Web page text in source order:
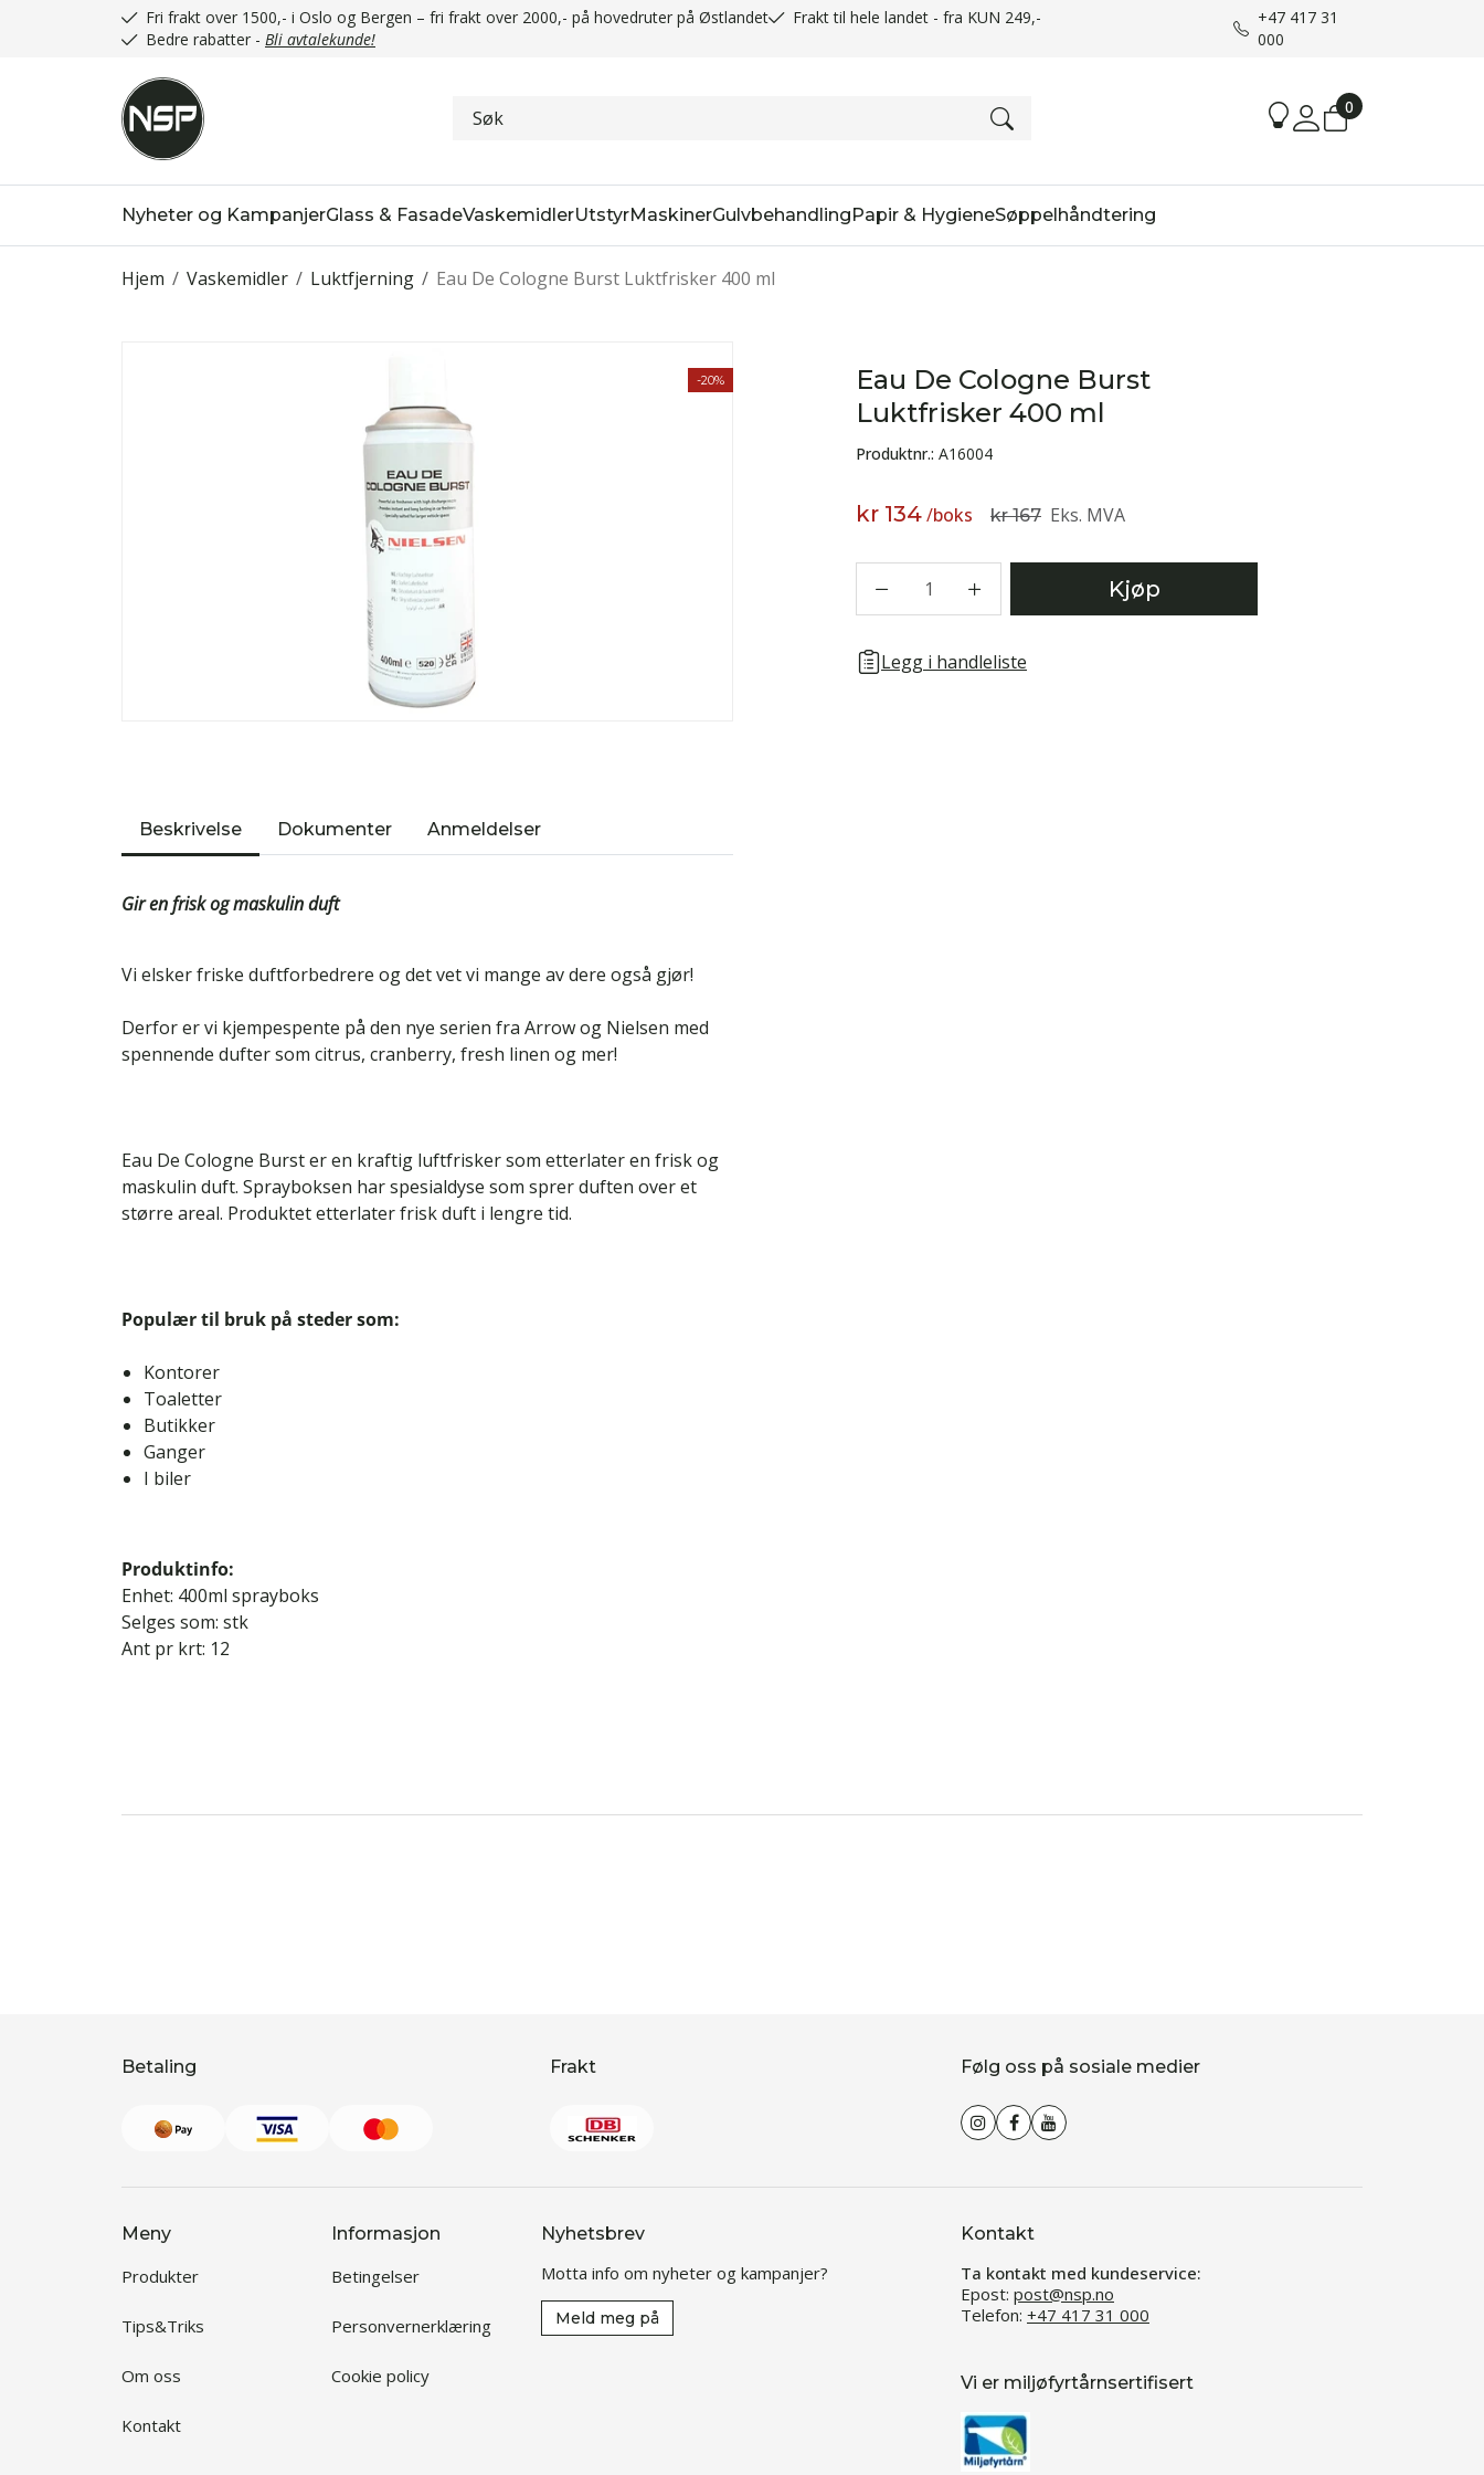
Fri frakt over 1500,- i Oslo og Bergen – fri frakt over 2000,- på hovedruter på Østlandet
Frakt til hele landet - fra KUN 249,-
Bedre rabatter - Bli avtalekunde!
+47 417 31
000
0
Nyheter og KampanjerGlass & FasadeVaskemidlerUtstyrMaskinerGulvbehandlingPapir & HygieneSøppelhåndtering
/
Hjem /
Vaskemidler /
Luktfjerning Eau De Cologne Burst Luktfrisker 400 ml
-20%
Eau De Cologne Burst
Luktfrisker 400 ml
Produktnr.: A16004
kr 134/boks kr 167 Eks. MVA
1 Kjøp
Legg i handleliste
Beskrivelse Dokumenter Anmeldelser
Gir en frisk og maskulin duft
Vi elsker friske duftforbedrere og det vet vi mange av dere også gjør!
Derfor er vi kjempespente på den nye serien fra Arrow og Nielsen med
spennende dufter som citrus, cranberry, fresh linen og mer!
Eau De Cologne Burst er en kraftig luftfrisker som etterlater en frisk og
maskulin duft. Sprayboksen har spesialdyse som sprer duften over et
større areal. Produktet etterlater frisk duft i lengre tid.
Populær til bruk på steder som:
Kontorer
Toaletter
Butikker
Ganger
I biler
Produktinfo:
Enhet: 400ml sprayboks
Selges som: stk
Ant pr krt: 12
Betaling Frakt Følg oss på sosiale medier
Meny
Produkter
Tips&Triks
Om oss
Kontakt
Informasjon
Betingelser
Personvernerklæring
Cookie policy
Nyhetsbrev
Motta info om nyheter og kampanjer?
Meld meg på
Kontakt
Ta kontakt med kundeservice:
Epost: post@nsp.no
Telefon: +47 417 31 000
Vi er miljøfyrtårnsertifisert